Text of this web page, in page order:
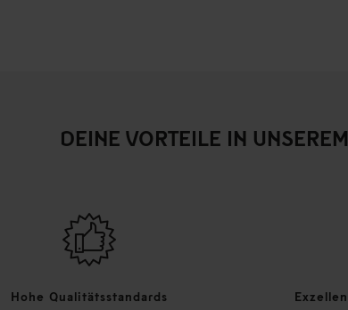
DEINE VORTEILE IN
Hohe Qualitätsstandards